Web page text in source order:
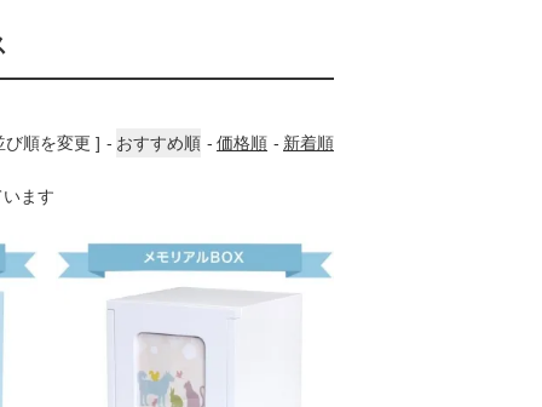
び順を変更 ] おすすめ順 価格順 新着順
ます